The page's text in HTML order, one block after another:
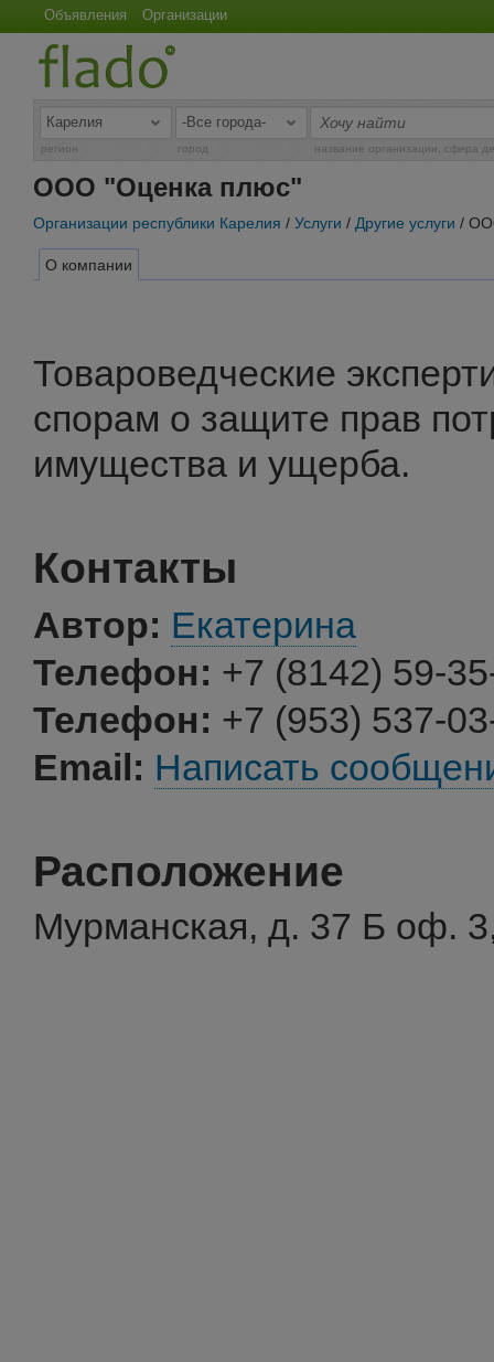
Объявления Организации
регион город название организации, сфера
ООО "Оценка плюс"
Организации республики Карелия / Услуги / Другие услуги /
О компании
Товароведческие
спорам о защите прав
имущества и ущерба.
Контакты
Автор: Екатерина
Телефон: +7 (8142) 59-
Телефон: +7 (953) 537-
Email: Написать
Расположение
Мурманская, д. 37 Б оф.